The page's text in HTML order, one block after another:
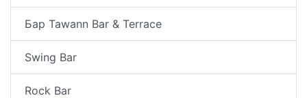
Бар Tawann Bar & Terrace
Swing Bar
Rock Bar